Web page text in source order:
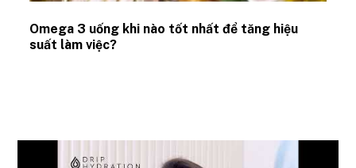
Omega 3 uống khi nào tốt nhất để tăng hiệu
suất làm việc?